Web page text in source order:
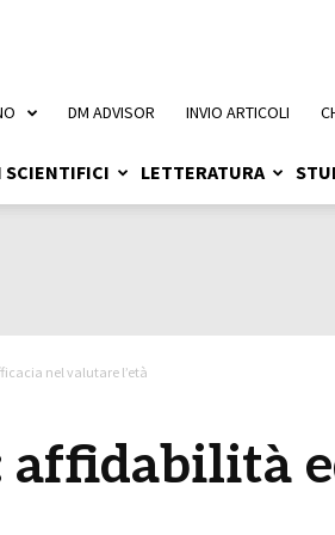
SCIENTIFICI LETTERATURA
DM ADVISOR INVIO ARTICOLI
nel valutare l’età